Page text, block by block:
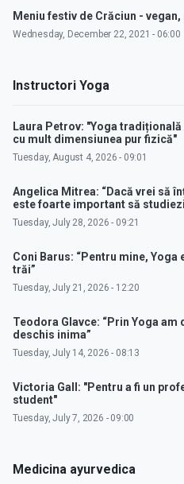
Meniu festiv de Crăciun -
Wednesday, December 22, 2021 - 06:00
Instructori Yoga
Laura Petrov: "Yoga
cu mult dimensiunea pur fizică"
Tuesday, August 4, 2026 - 09:01
Angelica Mitrea: “Dacă vrei să
este foarte important să
Tuesday, July 28, 2026 - 09:21
Coni Barus: “Pentru mine,
trăi”
Tuesday, July 21, 2026 - 12:20
Teodora Glavce: “Prin Yoga
deschis inima”
Tuesday, July 14, 2026 - 08:13
Victoria Gall: "Pentru a fi un
student"
Tuesday, July 7, 2026 - 09:00
Medicina ayurvedica